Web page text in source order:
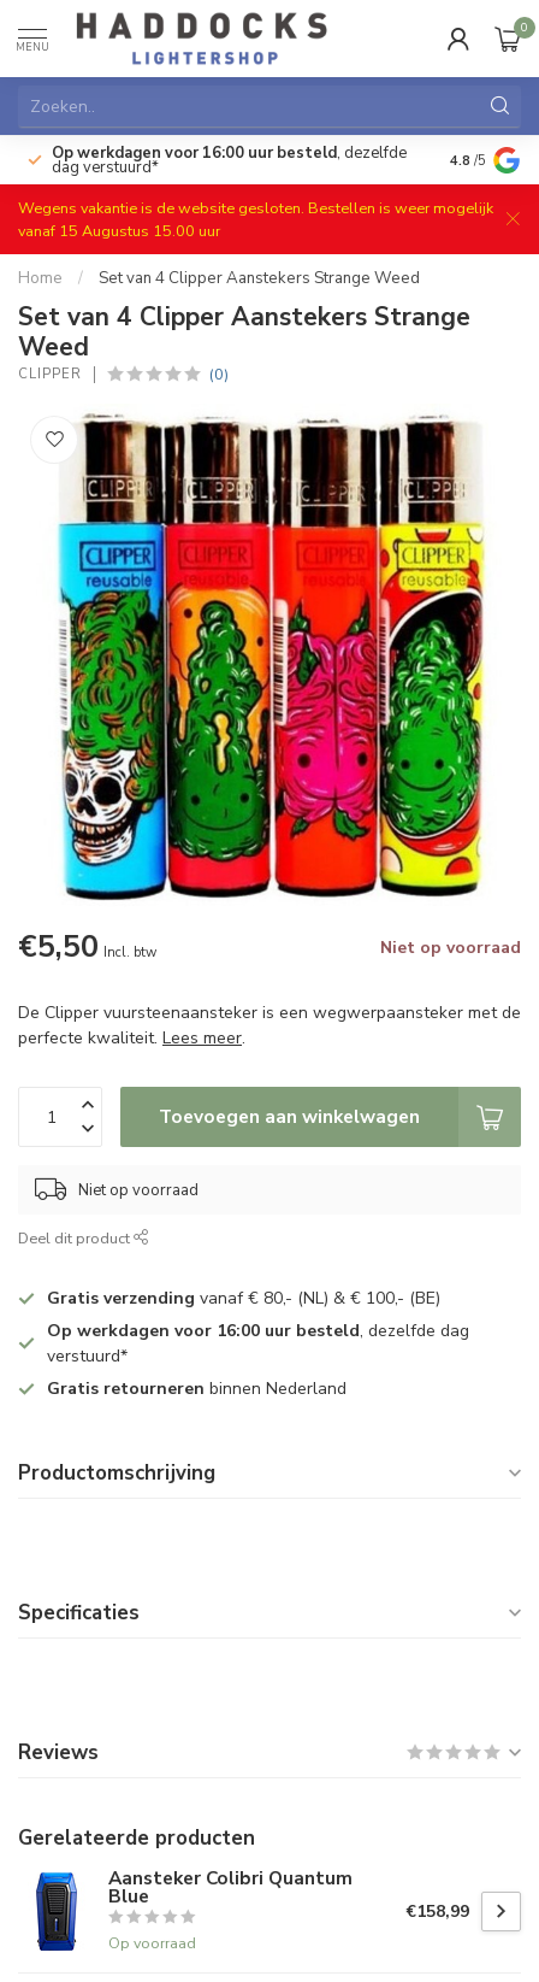
MENU
0
Op werkdagen voor 16:00 uur besteld, dezelfde
dag verstuurd* Gratis
4.8 /5
Wegens vakantie is de website gesloten. Bestellen is weer mogelijk
vanaf 15 Augustus 15.00 uur
Home / Set van 4 Clipper Aanstekers Strange Weed
Set van 4 Clipper Aanstekers Strange
Weed
CLIPPER (0)
€5,50 Incl. btw Niet op voorraad
De Clipper vuursteenaansteker is een wegwerpaansteker met de
perfecte kwaliteit. Lees meer.
Toevoegen aan winkelwagen
Niet op voorraad
Deel dit product
Gratis verzending vanaf € 80,- (NL) & € 100,- (BE)
Op werkdagen voor 16:00 uur besteld, dezelfde dag
verstuurd*
Gratis retourneren binnen Nederland
Productomschrijving
Specificaties
Reviews
Gerelateerde producten
Aansteker Colibri Quantum
Blue
Op voorraad
€158,99